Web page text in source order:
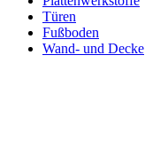
Türen
Fußboden
Wand- und Decke